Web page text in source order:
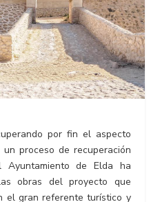
por fin el aspecto
proceso de recuperación
Ayuntamiento de Elda ha
obras del proyecto que
el gran referente turístico y